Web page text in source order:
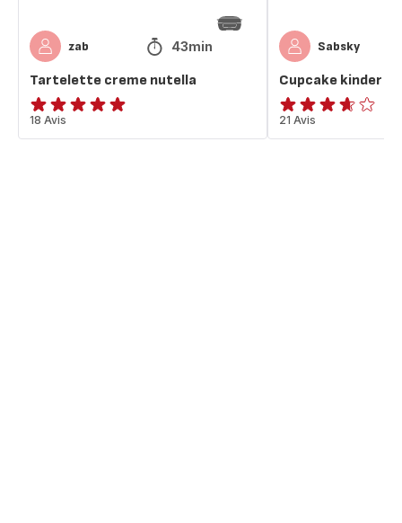
zab 43min
Tartelette creme nutella
Avis
5
18 Avis
Sabsky
Cupcake kinder
ratings.3.6
21 Avis